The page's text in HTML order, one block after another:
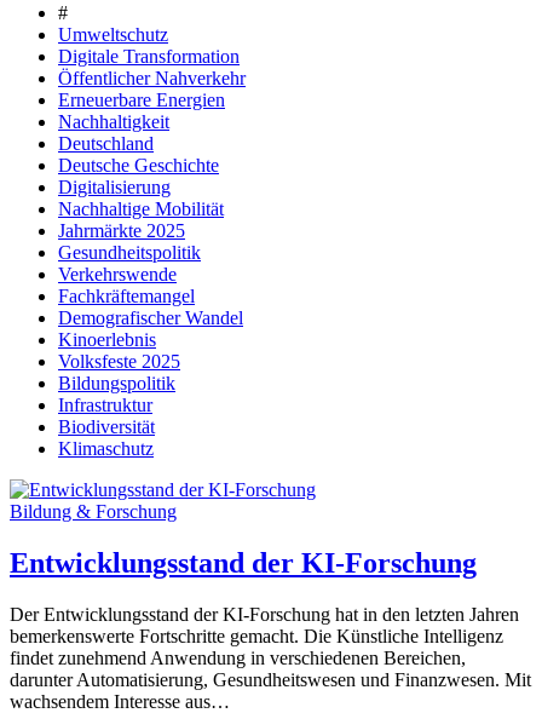
#
Umweltschutz
Digitale Transformation
Öffentlicher Nahverkehr
Erneuerbare Energien
Nachhaltigkeit
Deutschland
Deutsche Geschichte
Digitalisierung
Nachhaltige Mobilität
Jahrmärkte 2025
Gesundheitspolitik
Verkehrswende
Fachkräftemangel
Demografischer Wandel
Kinoerlebnis
Volksfeste 2025
Bildungspolitik
Infrastruktur
Biodiversität
Klimaschutz
Bildung & Forschung
Entwicklungsstand der KI-Forschung
Der Entwicklungsstand der KI-Forschung hat in den letzten Jahren
bemerkenswerte Fortschritte gemacht. Die Künstliche Intelligenz
findet zunehmend Anwendung in verschiedenen Bereichen,
darunter Automatisierung, Gesundheitswesen und Finanzwesen. Mit
wachsendem Interesse aus…